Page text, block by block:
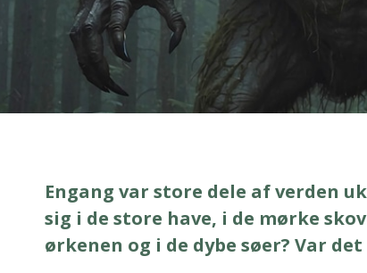
Engang var sto­re dele af ver­den
sig i de sto­re have, i de mør­ke
ørke­nen og i de dybe søer? Var